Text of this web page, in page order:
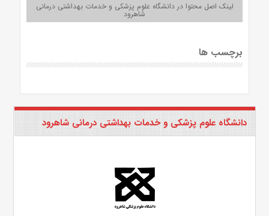
لینک اصل محتوا در دانشگاه علوم پزشکی و خدمات بهداشتی درمانی
شاهرود
برچسب ها
دانشگاه علوم پزشکی و خدمات بهداشتی درمانی شاهرود